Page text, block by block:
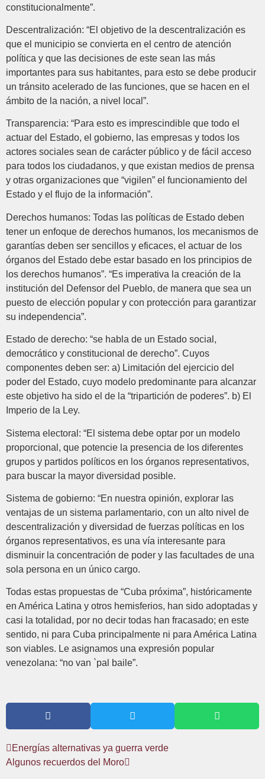
constitucionalmente”.
Descentralización: “El objetivo de la descentralización es
que el municipio se convierta en el centro de atención
política y que las decisiones de este sean las más
importantes para sus habitantes, para esto se debe producir
un tránsito acelerado de las funciones, que se hacen en el
ámbito de la nación, a nivel local”.
Transparencia: “Para esto es imprescindible que todo el
actuar del Estado, el gobierno, las empresas y todos los
actores sociales sean de carácter público y de fácil acceso
para todos los ciudadanos, y que existan medios de prensa
y otras organizaciones que “vigilen” el funcionamiento del
Estado y el flujo de la información”.
Derechos humanos: Todas las políticas de Estado deben
tener un enfoque de derechos humanos, los mecanismos de
garantías deben ser sencillos y eficaces, el actuar de los
órganos del Estado debe estar basado en los principios de
los derechos humanos”. “Es imperativa la creación de la
institución del Defensor del Pueblo, de manera que sea un
puesto de elección popular y con protección para garantizar
su independencia”.
Estado de derecho: “se habla de un Estado social,
democrático y constitucional de derecho”. Cuyos
componentes deben ser: a) Limitación del ejercicio del
poder del Estado, cuyo modelo predominante para alcanzar
este objetivo ha sido el de la “tripartición de poderes”. b) El
Imperio de la Ley.
Sistema electoral: “El sistema debe optar por un modelo
proporcional, que potencie la presencia de los diferentes
grupos y partidos políticos en los órganos representativos,
para buscar la mayor diversidad posible.
Sistema de gobierno: “En nuestra opinión, explorar las
ventajas de un sistema parlamentario, con un alto nivel de
descentralización y diversidad de fuerzas políticas en los
órganos representativos, es una vía interesante para
disminuir la concentración de poder y las facultades de una
sola persona en un único cargo.
Todas estas propuestas de “Cuba próxima”, históricamente
en América Latina y otros hemisferios, han sido adoptadas y
casi la totalidad, por no decir todas han fracasado; en este
sentido, ni para Cuba principalmente ni para América Latina
son viables. Le asignamos una expresión popular
venezolana: “no van `pal baile”.
Energías alternativas ya guerra verde
Algunos recuerdos del Moro